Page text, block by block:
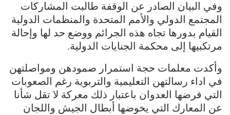
وفي البيان الصادر عن الوقفة طالبت المشاركات
المجتمع الدولي والأمم المتحدة والمنظمات الدولية
القيام بدورها تجاه هذه الجرائم ووضع حد لها وإحالة
مرتكبيها إلى محكمة الجنايات الدولية.
وأكدت معلمات حجة استمرار صمودهن ومواصلتهن
في اداء رسالتهن التعليمية والتربوية رغم الصعوبات
التي فرضها العدوان باعتبار ذلك معركة لا تقل شأنا
عن المعارك التي يخوضها أبطال الجيش واللجان